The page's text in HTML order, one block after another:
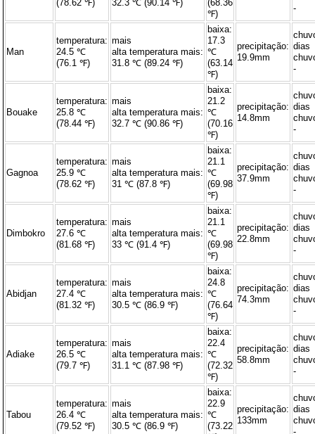
(78.62 ℉) 32.3 ℃ (90.14 ℉)
(68.36
℉)
-
Man
temperatura:
24.5 ℃
(76.1 ℉)
mais
alta temperatura mais:
31.8 ℃ (89.24 ℉)
baixa:
17.3
℃
(63.14
℉)
precipitação:
19.9mm
dias
-
Bouake
temperatura:
25.8 ℃
(78.44 ℉)
mais
alta temperatura mais:
32.7 ℃ (90.86 ℉)
baixa:
21.2
℃
(70.16
℉)
precipitação:
14.8mm
dias
-
Gagnoa
temperatura:
25.9 ℃
(78.62 ℉)
mais
alta temperatura mais:
31 ℃ (87.8 ℉)
baixa:
21.1
℃
(69.98
℉)
precipitação:
37.9mm
dias
-
Dimbokro
temperatura:
27.6 ℃
(81.68 ℉)
mais
alta temperatura mais:
33 ℃ (91.4 ℉)
baixa:
21.1
℃
(69.98
℉)
precipitação:
22.8mm
dias
-
Abidjan
temperatura:
27.4 ℃
(81.32 ℉)
mais
alta temperatura mais:
30.5 ℃ (86.9 ℉)
baixa:
24.8
℃
(76.64
℉)
precipitação:
74.3mm
dias
-
Adiake
temperatura:
26.5 ℃
(79.7 ℉)
mais
alta temperatura mais:
31.1 ℃ (87.98 ℉)
baixa:
22.4
℃
(72.32
℉)
precipitação:
58.8mm
dias
-
Tabou
temperatura:
26.4 ℃
(79.52 ℉)
mais
alta temperatura mais:
30.5 ℃ (86.9 ℉)
baixa:
22.9
℃
(73.22
precipitação:
133mm
dias
-